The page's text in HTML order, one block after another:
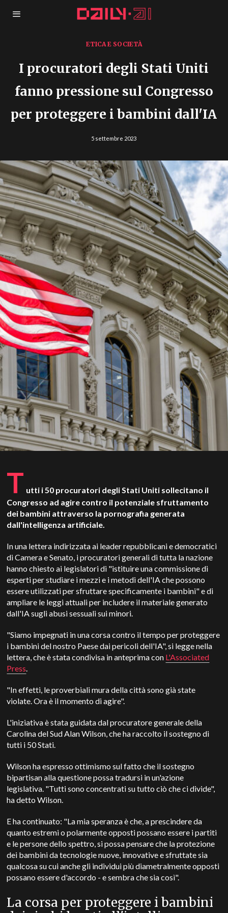
ETICA E SOCIETÀ
I procuratori degli Stati Uniti
fanno pressione sul Congresso
per proteggere i bambini dall'IA
5 settembre 2023
T utti i 50 procuratori degli Stati Uniti sollecitano il
Congresso ad agire contro il potenziale sfruttamento
dei bambini attraverso la pornografia generata
dall'intelligenza artificiale.
In una lettera indirizzata ai leader repubblicani e democratici
di Camera e Senato, i procuratori generali di tutta la nazione
hanno chiesto ai legislatori di "istituire una commissione di
esperti per studiare i mezzi e i metodi dell'IA che possono
essere utilizzati per sfruttare specificamente i bambini" e di
ampliare le leggi attuali per includere il materiale generato
dall'IA sugli abusi sessuali sui minori.
"Siamo impegnati in una corsa contro il tempo per proteggere
i bambini del nostro Paese dai pericoli dell'IA", si legge nella
lettera, che è stata condivisa in anteprima con L'Associated
Press.
"In effetti, le proverbiali mura della città sono già state
violate. Ora è il momento di agire".
L'iniziativa è stata guidata dal procuratore generale della
Carolina del Sud Alan Wilson, che ha raccolto il sostegno di
tutti i 50 Stati.
Wilson ha espresso ottimismo sul fatto che il sostegno
bipartisan alla questione possa tradursi in un'azione
legislativa. "Tutti sono concentrati su tutto ciò che ci divide",
ha detto Wilson.
E ha continuato: "La mia speranza è che, a prescindere da
quanto estremi o polarmente opposti possano essere i partiti
e le persone dello spettro, si possa pensare che la protezione
dei bambini da tecnologie nuove, innovative e sfruttate sia
qualcosa su cui anche gli individui più diametralmente opposti
possano essere d'accordo - e sembra che sia così".
La corsa per proteggere i bambini